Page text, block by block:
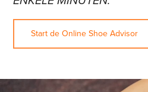
Start de Online Shoe Advisor